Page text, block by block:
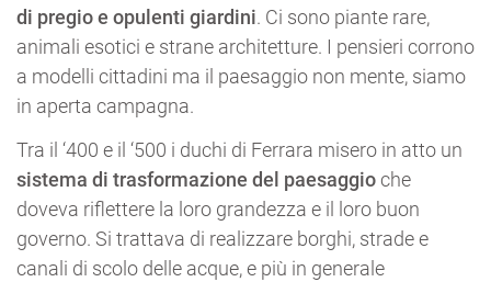
di pregioe opulenti giardini. Ci sono piante rare,
animali esotici e strane architetture. I pensieri corrono
a modelli cittadini ma il paesaggio non mente, siamo
in aperta campagna.
Tra il ‘400 e il ‘500 i duchi di Ferrara misero in atto un
sistema di trasformazione del paesaggioche
doveva riflettere la loro grandezza e il loro buon
governo. Si trattava di realizzare borghi, strade e
canali di scolo delle acque, e più in generale